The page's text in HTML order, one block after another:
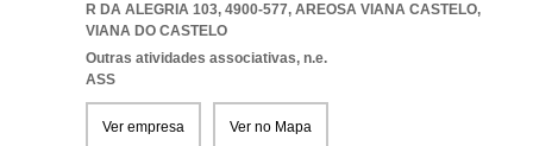
R DA ALEGRIA 103, 4900-577, AREOSA VIANA CASTELO,
VIANA DO CASTELO
Outras atividades associativas, n.e.
ASS
Ver empresa Ver no Mapa